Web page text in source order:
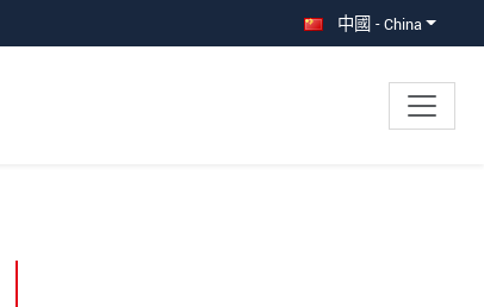
中國 - China